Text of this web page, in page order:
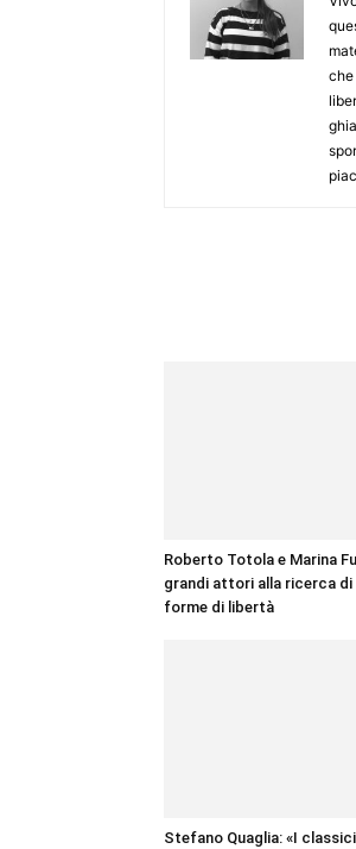
che
Roberto Totola e Marina
grandi attori alla ricerca di
forme di libertà
Stefano Quaglia: «I